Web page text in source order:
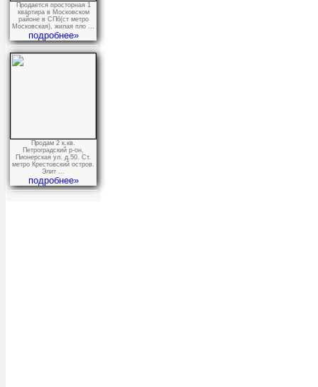
Продается просторная 1
квартира в Московском
районе в СПб(ст метро
Московская), жилая пло ...
подробнее»
Продам 2 к.кв.
Петроградский р-он,
Пионерская ул. д.50. Ст.
метро Крестовский остров.
Элит ...
подробнее»